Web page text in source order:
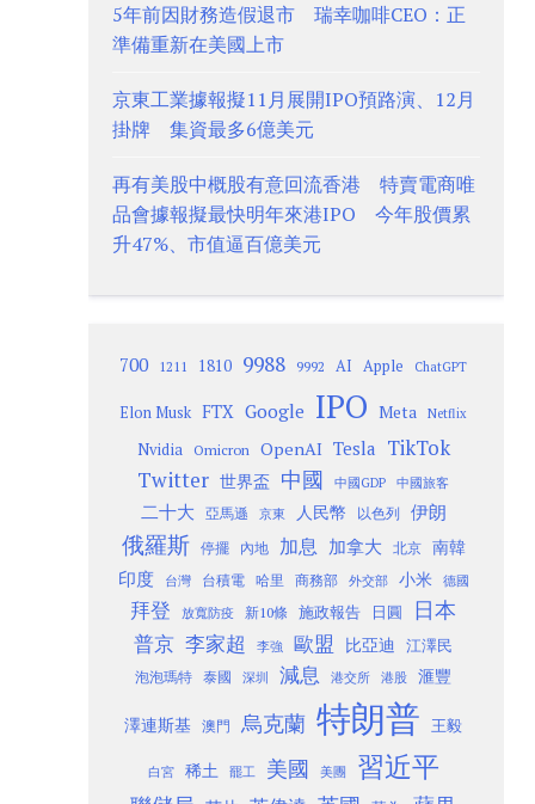
5年前因財務造假退市 瑞幸咖啡CEO：正
準備重新在美國上市
京東工業據報擬11月展開IPO預路演、12月
掛牌 集資最多6億美元
再有美股中概股有意回流香港 特賣電商唯
品會據報擬最快明年來港IPO 今年股價累
升47%、市值逼百億美元
700 1211 1810 9988 9992 AI Apple ChatGPT
Elon Musk FTX Google IPO Meta Netflix
Nvidia Omicron OpenAI Tesla TikTok
Twitter 世界盃 中國 中國GDP 中國旅客
二十大 亞馬遜 京東 人民幣 以色列 伊朗
俄羅斯 停擺 內地 加息 加拿大 北京
南韓
印度
台灣 台積電 哈里 商務部 外交部 小米 德國
拜登 放寬防疫 新10條 施政報告 日圓 日本
普京 李家超 李強 歐盟 比亞迪 江澤民
泡泡瑪特 泰國 深圳 減息 港交所 港股 滙豐
澤連斯基 澳門 烏克蘭 特朗普 王毅
白宮 稀土 罷工 美國 美團 習近平